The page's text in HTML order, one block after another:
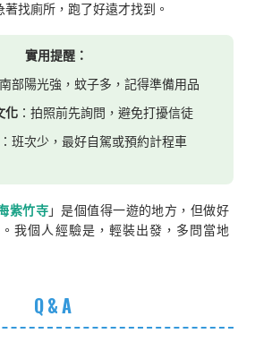
找廁所，跑了好遠才找到。
實用提醒：
部陽光強，蚊子多，記得準備用品
化：拍照前先詢問，避免打擾信徒
：班次少，最好自駕或預約計程車
紫竹寺」是個值得一遊的地方，但做好
我個人經驗是，輕裝出發，多問當地
Q&A